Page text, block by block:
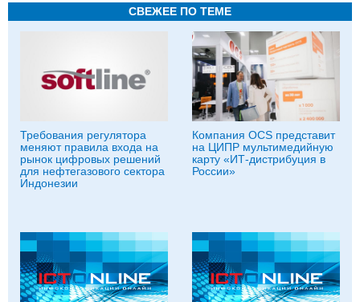
СВЕЖЕЕ ПО ТЕМЕ
Требования регулятора
меняют правила входа на
рынок цифровых решений
для нефтегазового сектора
Индонезии
Компания OCS представит
на ЦИПР мультимедийную
карту «ИТ-дистрибуция в
России»